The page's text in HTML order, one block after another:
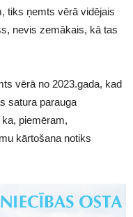
tiks ņemts vērā vidējais
nevis zemākais, kā tas
vērā no 2023.gada, kad
satura parauga
piemēram,
kārtošana notiks